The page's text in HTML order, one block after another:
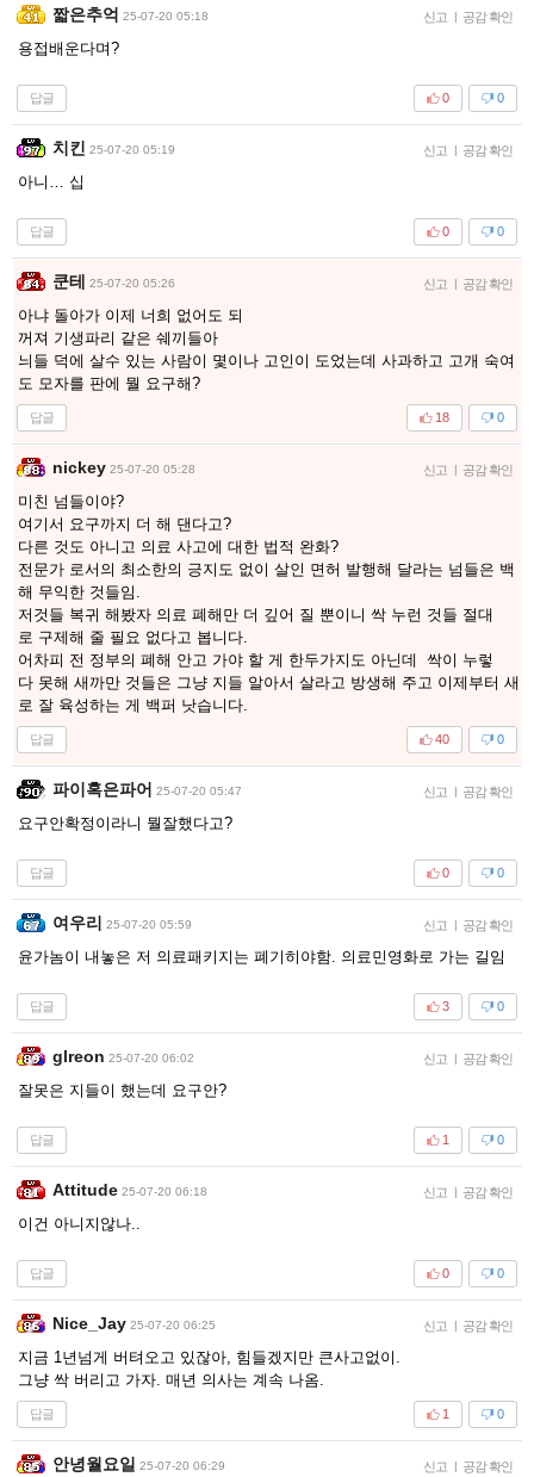
짧은추억 25-07-20 05:18 신고 | 공감 확인
용접배운다며?
답글 0
0
치킨 25-07-20 05:19 신고 | 공감 확인
아니… 십
답글 0
0
쿤테 25-07-20 05:26 신고 | 공감 확인
아냐 돌아가 이제 너희 없어도 되
꺼져 기생파리 같은 쉐끼들아
늬들 덕에 살수 있는 사람이 몇이나 고인이 도었는데 사과하고 고개 숙여
도 모자를 판에 뭘 요구해?
답글 0
18
nickey 25-07-20 05:28 신고 | 공감 확인
미친 넘들이야?
여기서 요구까지 더 해 댄다고?
다른 것도 아니고 의료 사고에 대한 법적 완화?
전문가 로서의 최소한의 긍지도 없이 살인 면허 발행해 달라는 넘들은 백
해 무익한 것들임.
저것들 복귀 해봤자 의료 폐해만 더 깊어 질 뿐이니 싹 누런 것들 절대
로 구제해 줄 필요 없다고 봅니다.
어차피 전 정부의 폐해 안고 가야 할 게 한두가지도 아닌데 싹이 누렇
다 못해 새까만 것들은 그냥 지들 알아서 살라고 방생해 주고 이제부터 새
로 잘 육성하는 게 백퍼 낫습니다.
답글 0
40
파이혹은파어 25-07-20 05:47 신고 | 공감 확인
요구안확정이라니 뭘잘했다고?
답글 0
0
여우리 25-07-20 05:59 신고 | 공감 확인
윤가놈이 내놓은 저 의료패키지는 폐기히야함. 의료민영화로 가는 길임
답글 0
3
glreon 25-07-20 06:02 신고 | 공감 확인
잘못은 지들이 했는데 요구안?
답글 0
1
Attitude 25-07-20 06:18 신고 | 공감 확인
이건 아니지않나..
답글 0
0
Nice_Jay 25-07-20 06:25 신고 | 공감 확인
지금 1년넘게 버텨오고 있잖아, 힘들겠지만 큰사고없이.
그냥 싹 버리고 가자. 매년 의사는 계속 나옴.
답글 0
1
안녕월요일 25-07-20 06:29 신고 | 공감 확인